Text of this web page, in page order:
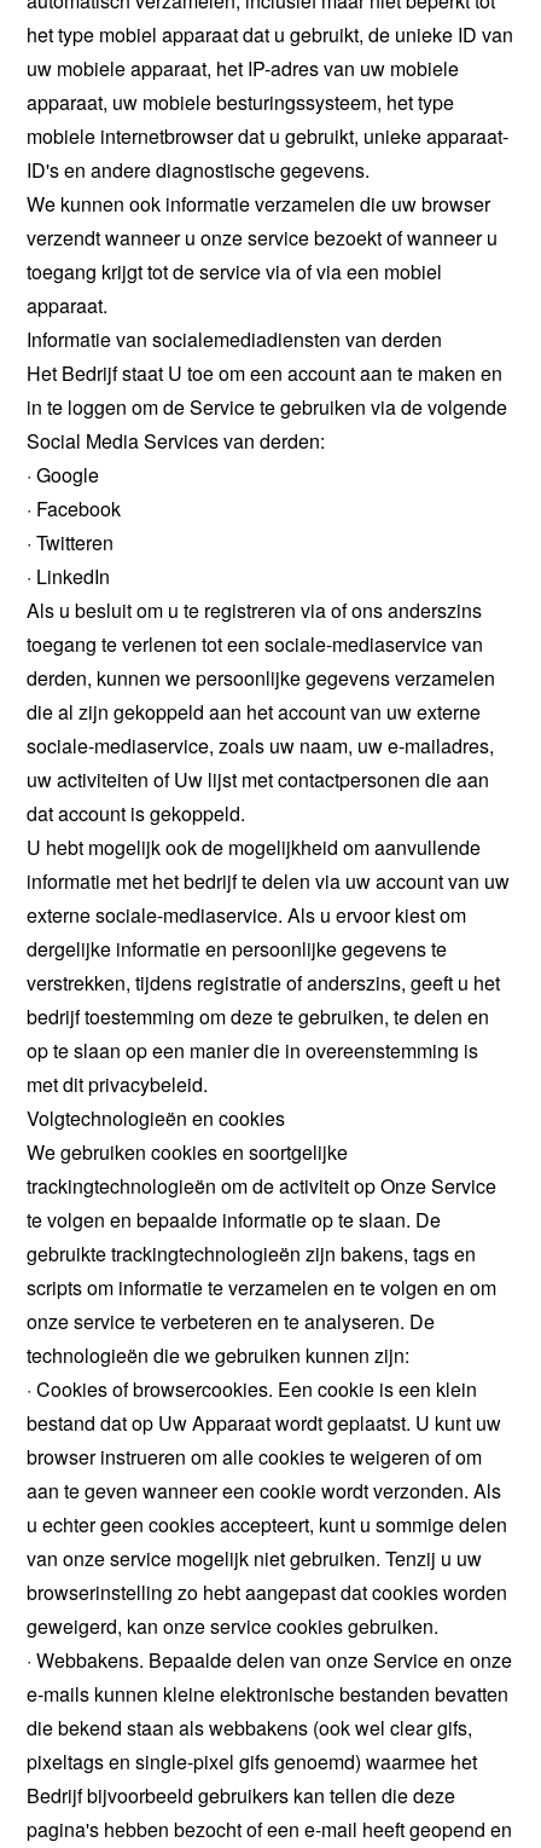
het type mobiel apparaat dat u gebruikt, de unieke ID van
uw mobiele apparaat, het IP-adres van uw mobiele
apparaat, uw mobiele besturingssysteem, het type
mobiele internetbrowser dat u gebruikt, unieke apparaat-
ID's en andere diagnostische gegevens.
We kunnen ook informatie verzamelen die uw browser
verzendt wanneer u onze service bezoekt of wanneer u
toegang krijgt tot de service via of via een mobiel
apparaat.
Informatie van socialemediadiensten van derden
Het Bedrijf staat U toe om een account aan te maken en
in te loggen om de Service te gebruiken via de volgende
Social Media Services van derden:
· Google
· Facebook
· Twitteren
· LinkedIn
Als u besluit om u te registreren via of ons anderszins
toegang te verlenen tot een sociale-mediaservice van
derden, kunnen we persoonlijke gegevens verzamelen
die al zijn gekoppeld aan het account van uw externe
sociale-mediaservice, zoals uw naam, uw e-mailadres,
uw activiteiten of Uw lijst met contactpersonen die aan
dat account is gekoppeld.
U hebt mogelijk ook de mogelijkheid om aanvullende
informatie met het bedrijf te delen via uw account van uw
externe sociale-mediaservice. Als u ervoor kiest om
dergelijke informatie en persoonlijke gegevens te
verstrekken, tijdens registratie of anderszins, geeft u het
bedrijf toestemming om deze te gebruiken, te delen en
op te slaan op een manier die in overeenstemming is
met dit privacybeleid.
Volgtechnologieën en cookies
We gebruiken cookies en soortgelijke
trackingtechnologieën om de activiteit op Onze Service
te volgen en bepaalde informatie op te slaan. De
gebruikte trackingtechnologieën zijn bakens, tags en
scripts om informatie te verzamelen en te volgen en om
onze service te verbeteren en te analyseren. De
technologieën die we gebruiken kunnen zijn:
· Cookies of browsercookies. Een cookie is een klein
bestand dat op Uw Apparaat wordt geplaatst. U kunt uw
browser instrueren om alle cookies te weigeren of om
aan te geven wanneer een cookie wordt verzonden. Als
u echter geen cookies accepteert, kunt u sommige delen
van onze service mogelijk niet gebruiken. Tenzij u uw
browserinstelling zo hebt aangepast dat cookies worden
geweigerd, kan onze service cookies gebruiken.
· Webbakens. Bepaalde delen van onze Service en onze
e-mails kunnen kleine elektronische bestanden bevatten
die bekend staan als webbakens (ook wel clear gifs,
pixeltags en single-pixel gifs genoemd) waarmee het
Bedrijf bijvoorbeeld gebruikers kan tellen die deze
pagina's hebben bezocht of een e-mail heeft geopend en